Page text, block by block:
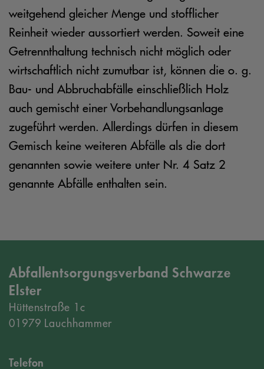
weitgehend gleicher Menge und stofflicher
Reinheit wieder aussortiert werden. Soweit eine
Getrennthaltung technisch nicht möglich oder
wirtschaftlich nicht zumutbar ist, können die o. g.
Bau- und Abbruchabfälle einschließlich Holz
auch gemischt einer Vorbehandlungsanlage
zugeführt werden. Allerdings dürfen in diesem
Gemisch keine weiteren Abfälle als die dort
genannten sowie weitere unter Nr. 4 Satz 2
genannte Abfälle enthalten sein.
Abfallentsorgungsverband Schwarze
Elster
Hüttenstraße 1c
01979 Lauchhammer
Telefon